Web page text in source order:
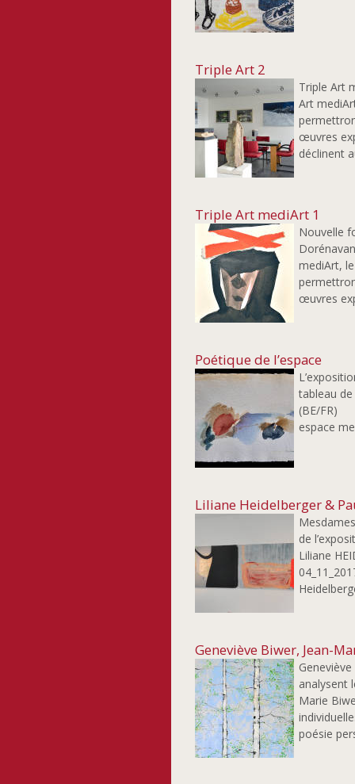
Triple Art 2
Triple Art
Art
œuvres
déclinent
Triple Art mediArt 1
Nouvelle
mediArt,
œuvres
Poétique de l’espace
tableau
(BE/FR)
espace
Liliane Heidelberger &
de
Liliane
Geneviève Biwer, Jean-
analysent
Marie
poésie